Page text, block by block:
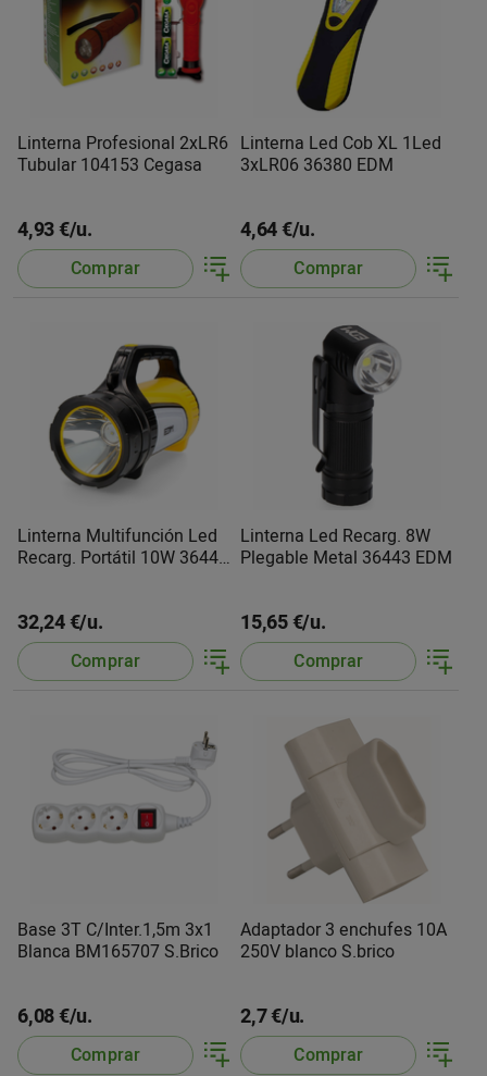
Linterna Profesional 2xLR6
Tubular 104153 Cegasa
4,93 €/u.
Comprar
Linterna Led Cob XL 1Led
3xLR06 36380 EDM
4,64 €/u.
Comprar
Linterna Multifunción Led
Recarg. Portátil 10W 36441
32,24 €/u.
Comprar
Linterna Led Recarg. 8W
Plegable Metal 36443 EDM
15,65 €/u.
Comprar
Base 3T C/Inter.1,5m 3x1
Blanca BM165707 S.Brico
6,08 €/u.
Comprar
Adaptador 3 enchufes 10A
250V blanco S.brico
2,7 €/u.
Comprar